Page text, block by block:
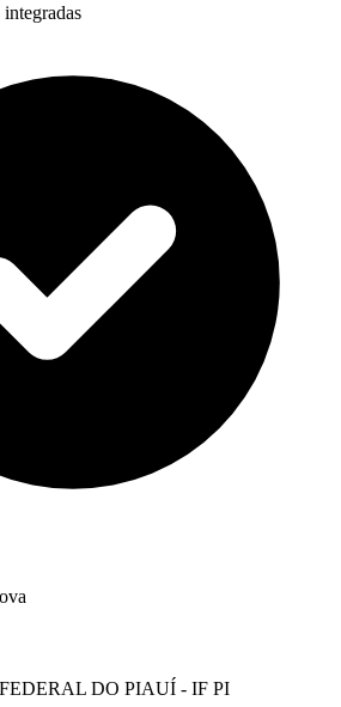
DO PIAUÍ - IF PI